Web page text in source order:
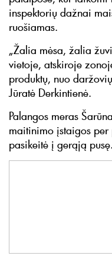
inspektorių dažnai
ruošiamas.
„Žalia mėsa, žalia
vietoje, atskiroje
produktų, nuo
Jūratė Derkintienė.
Palangos meras
maitinimo įstaigos
pasikeitė į gerąją pusę.